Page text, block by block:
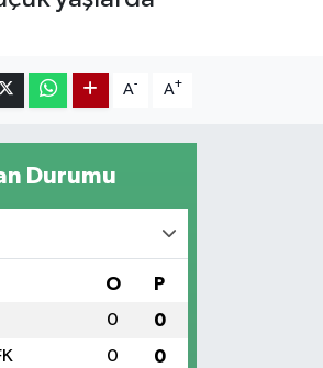
A- A+
Durumu
O P
0 0
0 0